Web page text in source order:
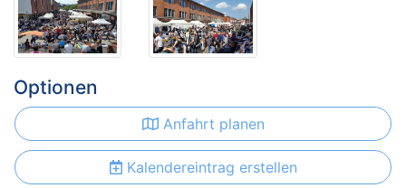
Optionen
Anfahrt planen
Kalendereintrag erstellen